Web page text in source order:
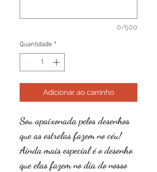
0/500
Quantidade *
Adicionar ao carrinho
Sou apaixonada pelos desenhos
que as estrelas fazem no céu!
Ainda mais especial é o desenho
que elas fazem no dia do nosso